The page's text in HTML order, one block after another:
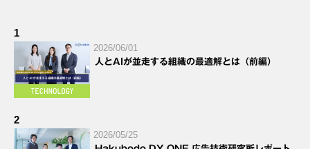
1
2026/06/01
人とAIが並走する組織の最適解とは（前編）
2
2026/05/25